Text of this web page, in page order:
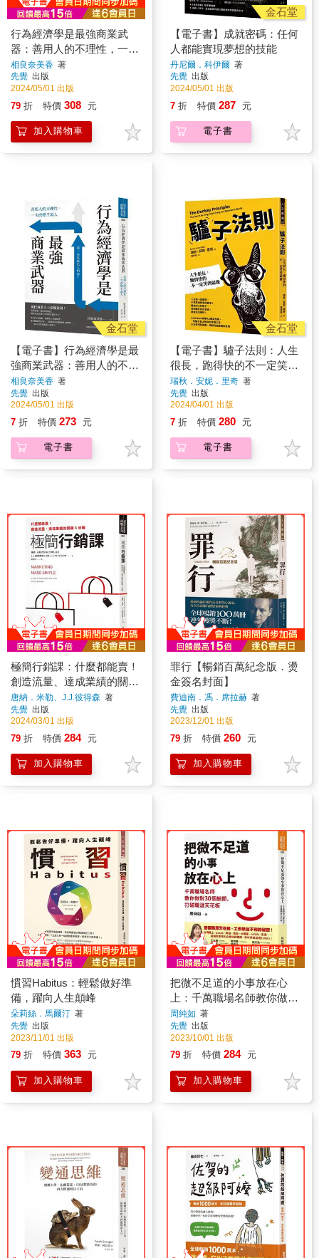
行為經濟學是最強商業武
器：善用人的不理性，一次
改變千萬人
相良奈美香 著
先覺 出版
2024/05/01 出版
79 折 特價 308 元
加入購物車
金石堂
【電子書】成就密碼：任何
人都能實現夢想的技能
丹尼爾．科伊爾 著
先覺 出版
2024/05/01 出版
7 折 特價 287 元
電子書
金石堂
【電子書】行為經濟學是最
強商業武器：善用人的不理
性，一次改變千萬人
相良奈美香 著
先覺 出版
2024/05/01 出版
7 折 特價 273 元
電子書
金石堂
【電子書】驢子法則：人生
很長，跑得快的不一定笑到
最後
瑞秋．安妮．里奇 著
先覺 出版
2024/04/01 出版
7 折 特價 280 元
電子書
極簡行銷課：什麼都能賣！
創造流量、達成業績的關鍵
5步驟
唐納．米勒、J.J.彼得森 著
先覺 出版
2024/03/01 出版
79 折 特價 284 元
加入購物車
罪行【暢銷百萬紀念版．燙
金簽名封面】
費迪南．馮．席拉赫 著
先覺 出版
2023/12/01 出版
79 折 特價 260 元
加入購物車
慣習Habitus：輕鬆做好準
備，躍向人生顛峰
朵莉絲．馬爾汀 著
先覺 出版
2023/11/01 出版
79 折 特價 363 元
加入購物車
把微不足道的小事放在心
上：千萬職場名師教你做對
30個細節，打破職涯天花板
周純如 著
先覺 出版
2023/10/01 出版
79 折 特價 284 元
加入購物車